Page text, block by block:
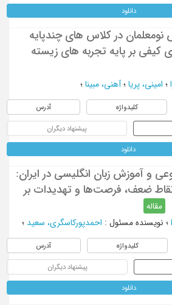
دانلود
در کلاس های چندپایه
کیفی بر پایه تجربه های زیسته
؛ امینی، پریا؛ آهنی، مبینا؛
کلیدواژه آدرس
پیشنهاد دیگران
دانلود
و آموزش زبان انگلیسی در ایران:
ضعف، فرصت‌ها و تهدیدات بر
مقاله
؛ نویسنده مسئول : احمدپورکاسگری، سعید؛
کلیدواژه آدرس
پیشنهاد دیگران
دانلود